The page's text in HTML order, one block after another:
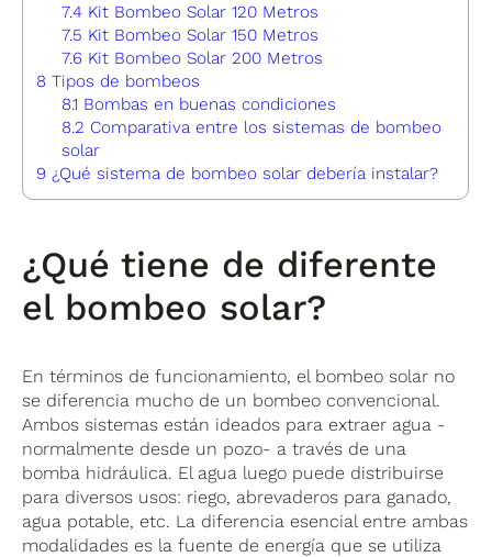
7.4 Kit Bombeo Solar 120 Metros
7.5 Kit Bombeo Solar 150 Metros
7.6 Kit Bombeo Solar 200 Metros
8 Tipos de bombeos
8.1 Bombas en buenas condiciones
8.2 Comparativa entre los sistemas de bombeo
solar
9 ¿Qué sistema de bombeo solar debería instalar?
¿Qué tiene de diferente
el bombeo solar?
En términos de funcionamiento, el bombeo solar no
se diferencia mucho de un bombeo convencional.
Ambos sistemas están ideados para extraer agua -
normalmente desde un pozo- a través de una
bomba hidráulica. El agua luego puede distribuirse
para diversos usos: riego, abrevaderos para ganado,
agua potable, etc. La diferencia esencial entre ambas
modalidades es la fuente de energía que se utiliza